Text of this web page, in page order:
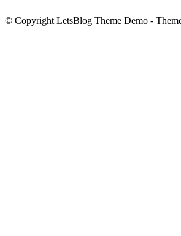
© Copyright LetsBlog Theme Demo -